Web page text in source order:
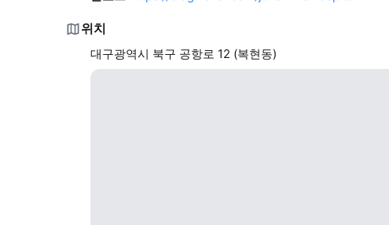
위치
대구광역시 북구 공항로 12 (복현동)